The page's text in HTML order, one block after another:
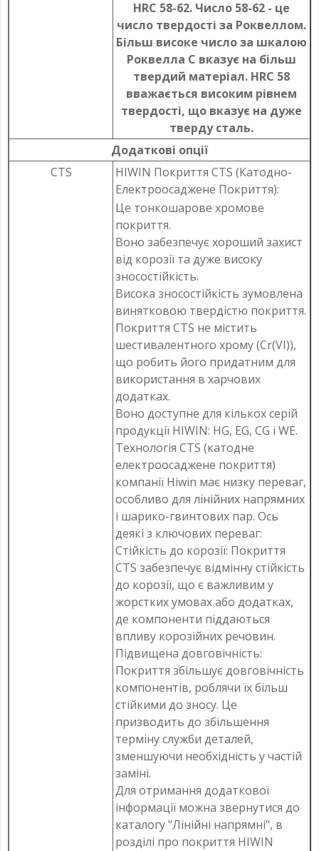
HRC 58-62. Число 58-62 - це
число твердості за Роквеллом.
Більш високе число за шкалою
Роквелла C вказує на більш
твердий матеріал. HRC 58
вважається високим рівнем
твердості, що вказує на дуже
тверду сталь.
Додаткові опції
CTS
HIWIN Покриття CTS (Катодно-
Електроосаджене Покриття):
Це тонкошарове хромове
покриття.
Воно забезпечує хороший захист
від корозії та дуже високу
зносостійкість.
Висока зносостійкість зумовлена
винятковою твердістю покриття.
Покриття CTS не містить
шестивалентного хрому (Cr(VI)),
що робить його придатним для
використання в харчових
додатках.
Воно доступне для кількох серій
продукції HIWIN: HG, EG, CG і WE.
Технологія CTS (катодне
електроосаджене покриття)
компанії Hiwin має низку переваг,
особливо для лінійних напрямних
і шарико-гвинтових пар. Ось
деякі з ключових переваг:
Стійкість до корозії: Покриття
CTS забезпечує відмінну стійкість
до корозії, що є важливим у
жорстких умовах або додатках,
де компоненти піддаються
впливу корозійних речовин.
Підвищена довговічність:
Покриття збільшує довговічність
компонентів, роблячи їх більш
стійкими до зносу. Це
призводить до збільшення
терміну служби деталей,
зменшуючи необхідність у частій
заміні.
Для отримання додаткової
інформації можна звернутися до
каталогу "Лінійні напрямні", в
розділі про покриття HIWIN